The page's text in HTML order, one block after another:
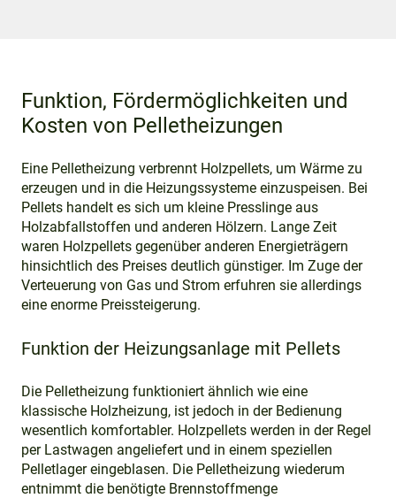
Funktion, Fördermöglichkeiten und
Kosten von Pelletheizungen
Eine Pelletheizung verbrennt Holzpellets, um Wärme zu
erzeugen und in die Heizungssysteme einzuspeisen. Bei
Pellets handelt es sich um kleine Presslinge aus
Holzabfallstoffen und anderen Hölzern. Lange Zeit
waren Holzpellets gegenüber anderen Energieträgern
hinsichtlich des Preises deutlich günstiger. Im Zuge der
Verteuerung von Gas und Strom erfuhren sie allerdings
eine enorme Preissteigerung.
Funktion der Heizungsanlage mit Pellets
Die Pelletheizung funktioniert ähnlich wie eine
klassische Holzheizung, ist jedoch in der Bedienung
wesentlich komfortabler. Holzpellets werden in der Regel
per Lastwagen angeliefert und in einem speziellen
Pelletlager eingeblasen. Die Pelletheizung wiederum
entnimmt die benötigte Brennstoffmenge